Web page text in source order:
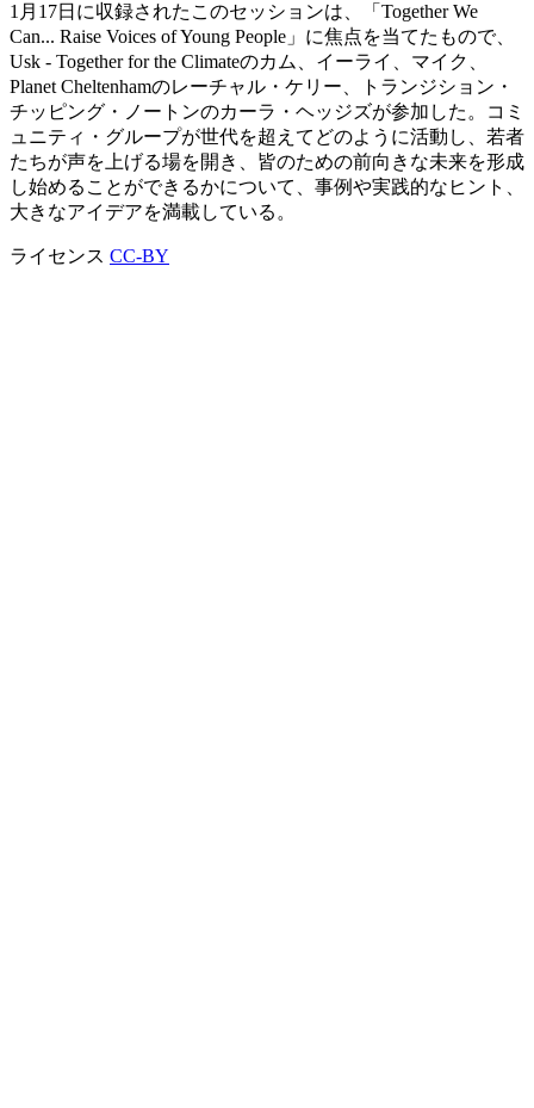
1月17日に収録されたこのセッションは、「Together We
Can... Raise Voices of Young People」に焦点を当てたもので、
Usk - Together for the Climateのカム、イーライ、マイク、
Planet Cheltenhamのレーチャル・ケリー、トランジション・
チッピング・ノートンのカーラ・ヘッジズが参加した。コミ
ュニティ・グループが世代を超えてどのように活動し、若者
たちが声を上げる場を開き、皆のための前向きな未来を形成
し始めることができるかについて、事例や実践的なヒント、
大きなアイデアを満載している。
ライセンス CC-BY